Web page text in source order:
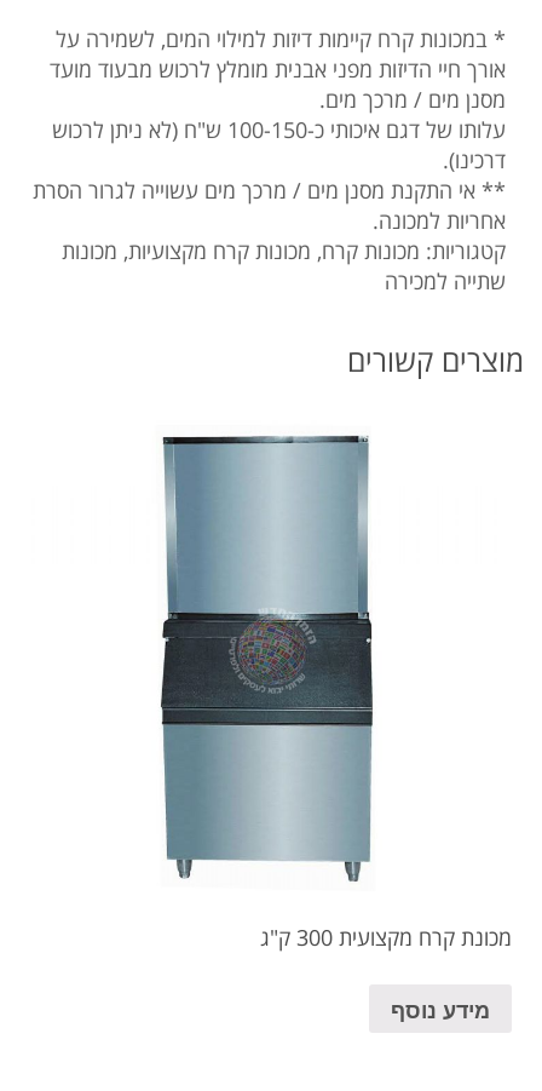
* במכונות קרח קיימות דיזות למילוי המים, לשמירה על
אורך חיי הדיזות מפני אבנית מומלץ לרכוש מבעוד מועד
מסנן מים / מרכך מים.
עלותו של דגם איכותי כ-100-150 ש"ח (לא ניתן לרכוש
דרכינו).
** אי התקנת מסנן מים / מרכך מים עשוייה לגרור הסרת
אחריות למכונה.
קטגוריות: מכונות קרח, מכונות קרח מקצועיות, מכונות
שתייה למכירה
מוצרים קשורים
מכונת קרח מקצועית 300 ק"ג
מידע נוסף